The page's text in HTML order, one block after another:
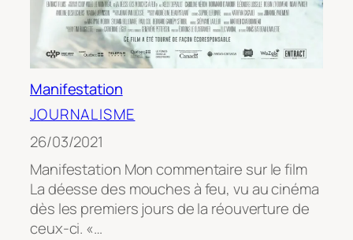
Manifestation
JOURNALISME
26/03/2021
Manifestation Mon commentaire sur le film
La déesse des mouches à feu, vu au cinéma
dès les premiers jours de la réouverture de
ceux-ci. «…